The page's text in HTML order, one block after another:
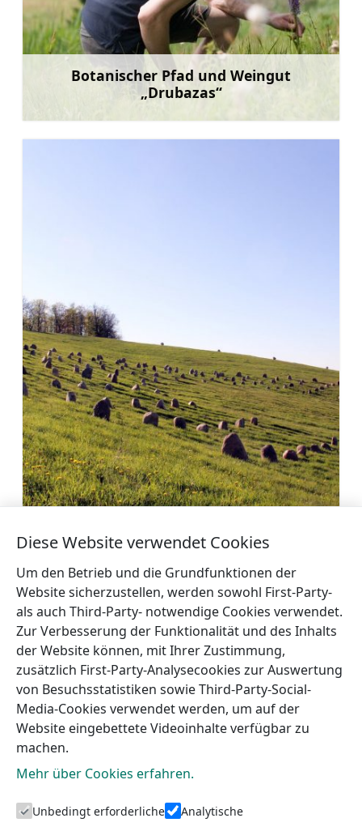
Botanischer Pfad und Weingut
„Drubazas“
Kunstpark von Pedvale
←Weinberg von
Sabile
Erholungspark „Laumas“
→
Touristeninformation von Talsi
Diese Website verwendet Cookies
Um den Betrieb und die Grundfunktionen der
Website sicherzustellen, werden sowohl First-Party-
als auch Third-Party- notwendige Cookies verwendet.
Zur Verbesserung der Funktionalität und des Inhalts
der Website können, mit Ihrer Zustimmung,
zusätzlich First-Party-Analysecookies zur Auswertung
von Besuchsstatistiken sowie Third-Party-Social-
Media-Cookies verwendet werden, um auf der
Website eingebettete Videoinhalte verfügbar zu
machen.
Mehr über Cookies erfahren.
Unbedingt erforderliche Analytische